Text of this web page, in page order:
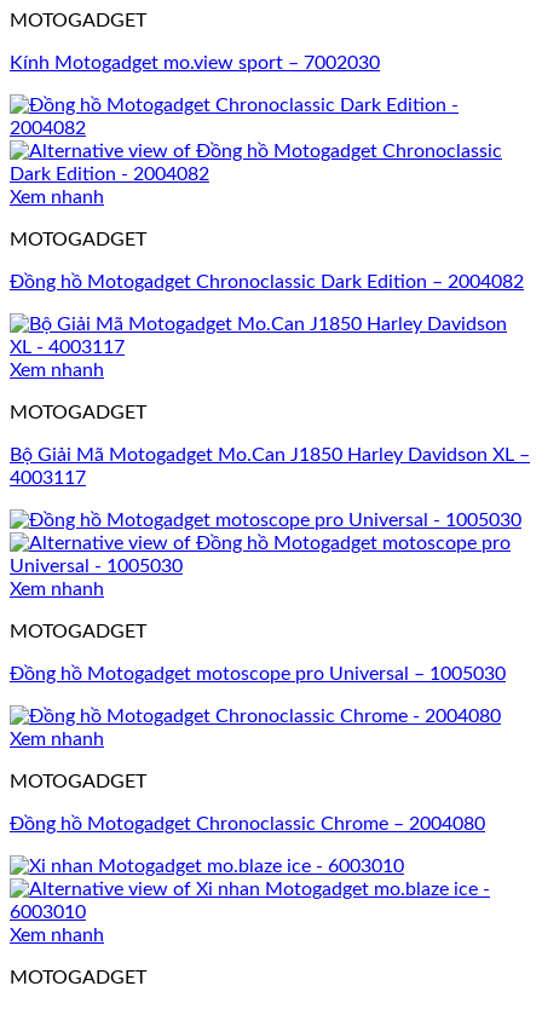
MOTOGADGET
Kính Motogadget mo.view sport – 7002030
Xem nhanh
MOTOGADGET
Đồng hồ Motogadget Chronoclassic Dark Edition – 2004082
Xem nhanh
MOTOGADGET
Bộ Giải Mã Motogadget Mo.Can J1850 Harley Davidson XL –
4003117
Xem nhanh
MOTOGADGET
Đồng hồ Motogadget motoscope pro Universal – 1005030
Xem nhanh
MOTOGADGET
Đồng hồ Motogadget Chronoclassic Chrome – 2004080
Xem nhanh
MOTOGADGET